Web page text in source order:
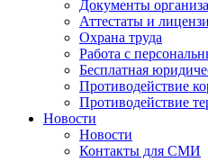
Документы
Аттестаты и
Охрана труда
Работа с
Бесплатная
Противодействие
Противодействие
Новости
Новости
Контакты для СМИ